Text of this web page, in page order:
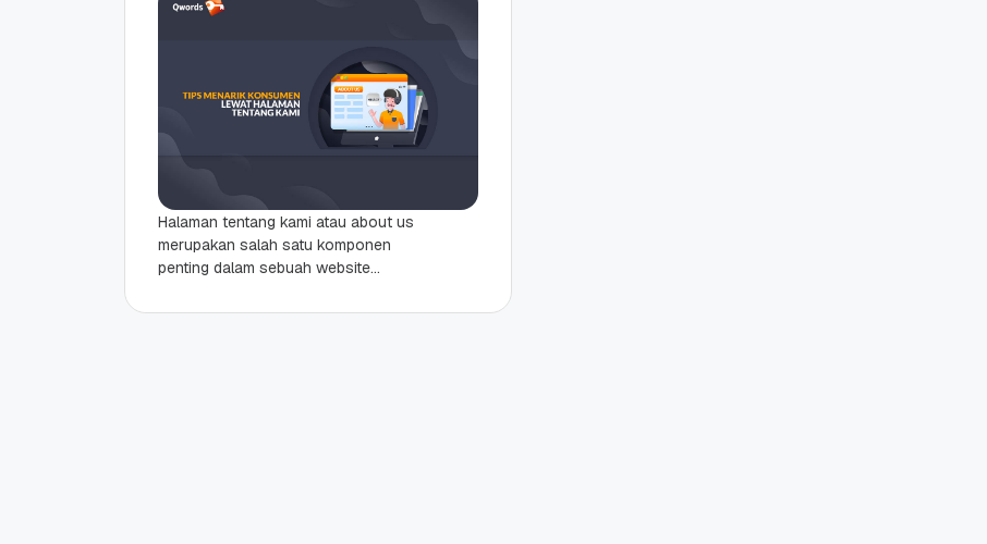
Halaman tentang kami atau about us
merupakan salah satu komponen
penting dalam sebuah website
mampu menjadi salah satu jembatan